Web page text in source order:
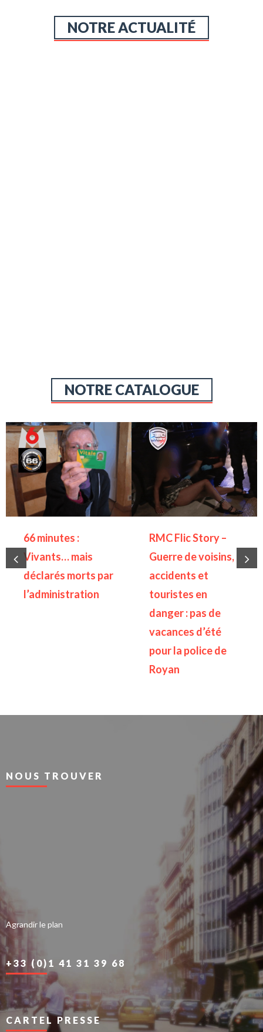
NOTRE ACTUALITÉ
NOTRE CATALOGUE
66 minutes :
Vivants… mais
déclarés morts par
l’administration
RMC Flic Story –
Guerre de voisins,
accidents et
touristes en
danger : pas de
vacances d’été
pour la police de
Royan
NOUS TROUVER
Agrandir le plan
+33 (0)1 41 31 39 68
CARTEL PRESSE